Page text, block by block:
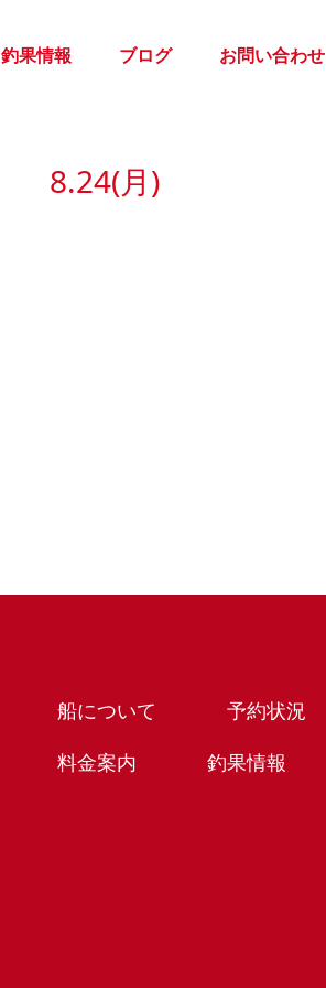
釣果情報 ブログ お問い合わせ
8.24(月)
船について 予約状況
料金案内
釣果情報